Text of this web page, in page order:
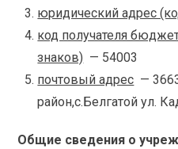
юридический адрес
код получателя
знаков) — 54003
почтовый адрес —
район,с.Белгатой ул.
Общие сведения о